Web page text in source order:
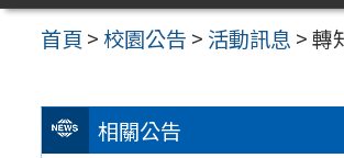
首頁 >校園公告 > 活動訊息 >轉
相關公告